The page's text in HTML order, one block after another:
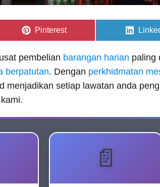
Share
Pinterest
Share
pembelian barangan harian paling
berpatutan. Dengan perkhidmatan
menjadikan setiap lawatan anda